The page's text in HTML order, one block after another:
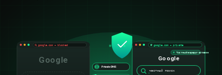
google.com — blocked
Google
Private DNS
google.com — private
Частный маршрут активен
Google
частный поиск